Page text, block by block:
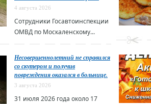
4 августа 2026
Сотрудники Госавтоинспекции
ОМВД по Москаленскому...
Несовершеннолетний не справился
со скутером и получив
повреждения оказался в больнице.
3 августа 2026
31 июля 2026 года около 17